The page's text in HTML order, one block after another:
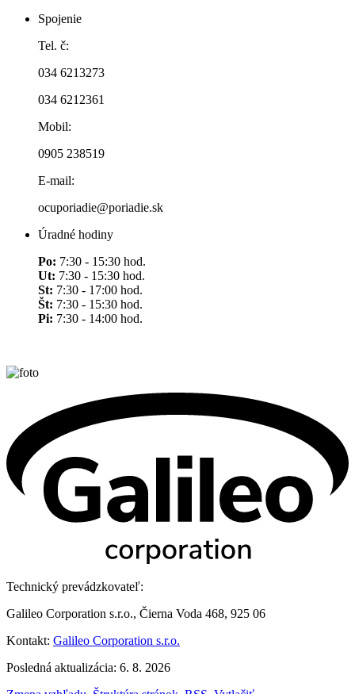
Spojenie
Tel. č:
034 6213273
034 6212361
Mobil:
0905 238519
E-mail:
ocuporiadie@poriadie.sk
Úradné hodiny
Po: 7:30 - 15:30 hod.
Ut: 7:30 - 15:30 hod.
St: 7:30 - 17:00 hod.
Št: 7:30 - 15:30 hod.
Pi: 7:30 - 14:00 hod.
Technický prevádzkovateľ:
Galileo Corporation s.r.o., Čierna Voda 468, 925 06
Kontakt: Galileo Corporation s.r.o.
Posledná aktualizácia: 6. 8. 2026